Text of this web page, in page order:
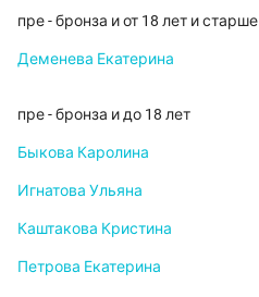
пре - бронза и от 18 лет и старше
Деменева Екатерина
пре - бронза и до 18 лет
Быкова Каролина
Игнатова Ульяна
Каштакова Кристина
Петрова Екатерина